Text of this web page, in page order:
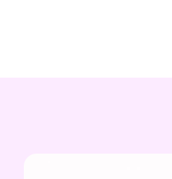
Kattemadrats Hypnos